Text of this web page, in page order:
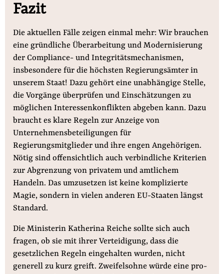
Fazit
Die aktuellen Fälle zeigen einmal mehr: Wir brauchen
eine gründliche Überarbeitung und Modernisierung
der Compliance- und Integritätsmechanismen,
insbesondere für die höchsten Regierungsämter in
unserem Staat! Dazu gehört eine unabhängige Stelle,
die Vorgänge überprüfen und Einschätzungen zu
möglichen Interessenkonflikten abgeben kann. Dazu
braucht es klare Regeln zur Anzeige von
Unternehmensbeteiligungen für
Regierungsmitglieder und ihre engen Angehörigen.
Nötig sind offensichtlich auch verbindliche Kriterien
zur Abgrenzung von privatem und amtlichem
Handeln. Das umzusetzen ist keine komplizierte
Magie, sondern in vielen anderen EU-Staaten längst
Standard.
Die Ministerin Katherina Reiche sollte sich auch
fragen, ob sie mit ihrer Verteidigung, dass die
gesetzlichen Regeln eingehalten wurden, nicht
generell zu kurz greift. Zweifelsohne würde eine pro-